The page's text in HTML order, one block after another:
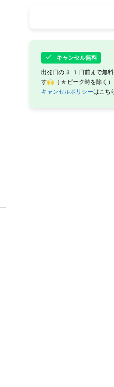
キャンセル無料
出発日の31日前まで無料
す🙌（*ピーク時を除く
キャンセルポリシーはこち